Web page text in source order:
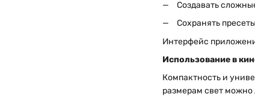
Создавать
Сохранять
Интерфейс
Использование в
Компактность и
размерам свет можно